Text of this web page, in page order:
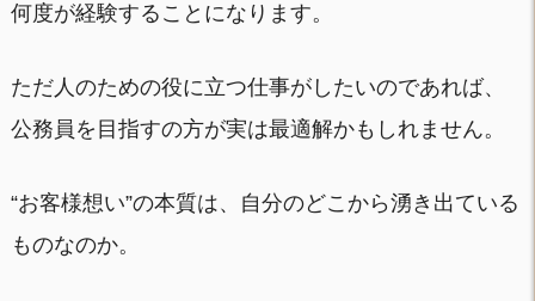
何度が経験することになります。
ただ人のための役に立つ仕事がしたいのであれば、
公務員を目指すの方が実は最適解かもしれません。
“お客様想い”の本質は、自分のどこから湧き出ている
ものなのか。